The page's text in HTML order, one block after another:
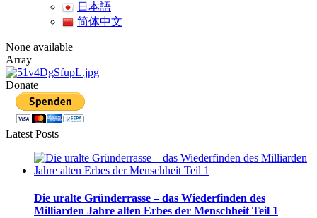
日本語
简体中文
None available
Array
Donate
Latest Posts
Die uralte Gründerrasse – das Wiederfinden des
Milliarden Jahre alten Erbes der Menschheit Teil 1